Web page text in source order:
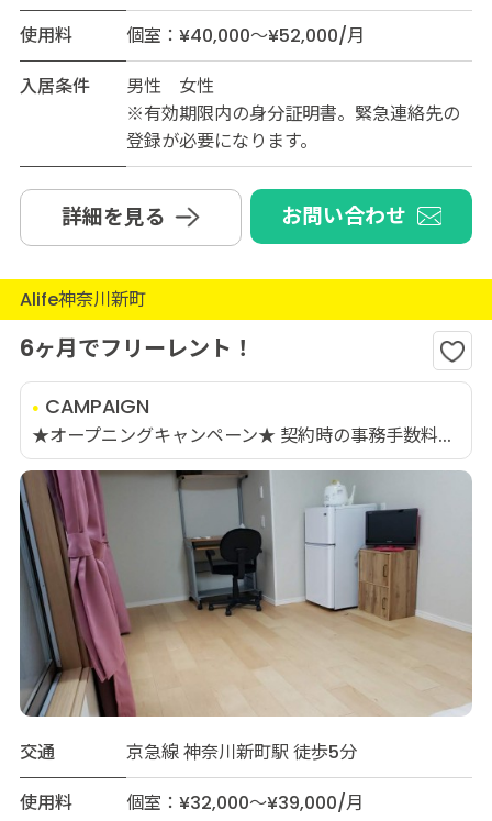
使用料
個室：¥40,000～¥52,000/月
入居条件
男性 女性
※有効期限内の身分証明書。緊急連絡先の
登録が必要になります。
詳細を見る お問い合わせ
Alife神奈川新町
6ヶ月でフリーレント！
CAMPAIGN
★オープニングキャンペーン★ 契約時の事務手数料...
交通
京急線 神奈川新町駅 徒歩5分
使用料
個室：¥32,000～¥39,000/月